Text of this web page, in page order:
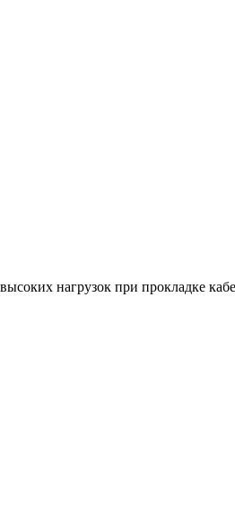
нагрузок при прокладке